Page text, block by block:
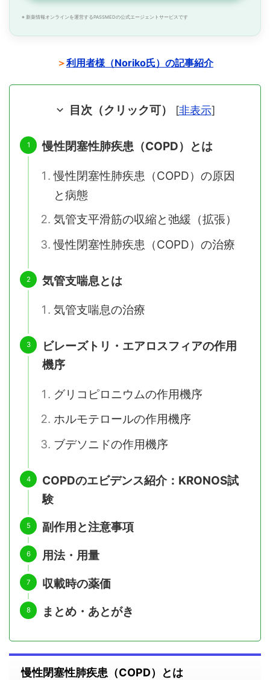
※ 新薬情報オンラインを運営するPASSMEDの公式エージェントサービスです
＞利用者様（Noriko氏）の記事紹介
目次（クリック可） [非表示]
慢性閉塞性肺疾患（COPD）とは
慢性閉塞性肺疾患（COPD）の原因
と病態
気管支平滑筋の収縮と弛緩（拡張）
慢性閉塞性肺疾患（COPD）の治療
気管支喘息とは
気管支喘息の治療
ビレーズトリ・エアロスフィアの作用
機序
グリコピロニウムの作用機序
ホルモテロールの作用機序
ブデソニドの作用機序
COPDのエビデンス紹介：KRONOS試
験
副作用と注意事項
用法・用量
収載時の薬価
まとめ・あとがき
慢性閉塞性肺疾患（COPD）とは